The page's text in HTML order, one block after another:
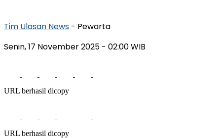
Tim Ulasan News - Pewarta
Senin, 17 November 2025 - 02:00 WIB
URL berhasil dicopy
URL berhasil dicopy